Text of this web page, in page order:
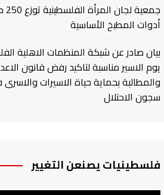
أدوات المطبخ الأساسية
بيان صادر عن شبكة المنظمات الاهلية
يوم الاسير مناسبة لتاكيد رفض قانون
والمطالبة بحماية حياة الاسيرات
سجون الاحتلال
فلسطينيات يصنعن التغيير